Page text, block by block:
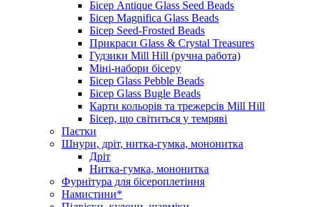
Бісер Antique Glass Seed Beads
Бісер Magnifica Glass Beads
Бісер Seed-Frosted Beads
Прикраси Glass & Crystal Treasures
Гудзики Mill Hill (ручна работа)
Міні-набори бісеру
Бісер Glass Pebble Beads
Бісер Glass Bugle Beads
Карти кольорів та трежерсів Mill Hill
Бісер, що світиться у темряві
Паєтки
Шнури, дріт, нитка-гумка, мононитка
Дріт
Нитка-гумка, мононитка
Фурнітура для бісероплетіння
Намистини*